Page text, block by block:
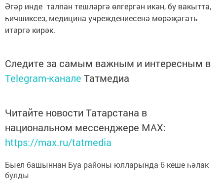
Әгәр инде талпан тешләргә өлгергән икән, бу вакытта,
һичшиксез, медицина учреждениесенә мөрәҗәгать
итәргә кирәк.
Следите за самым важным и интересным в
Telegram-канале Татмедиа
Читайте новости Татарстана в
национальном мессенджере MАХ:
https://max.ru/tatmedia
Быел башыннан Буа районы юлларында 6 кеше һәлак
булды